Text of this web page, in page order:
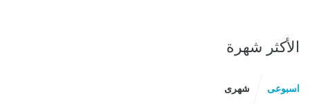
الأكثر شهرة
اسبوعى شهرى